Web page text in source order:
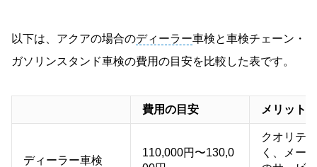
以下は、アクアの場合のディーラー車検と車検チェーン・
ガソリンスタンド車検の費用の目安を比較した表です。
費用の目安 メリット
ディーラー車検
110,000円〜130,0
クオリテ
く、メー